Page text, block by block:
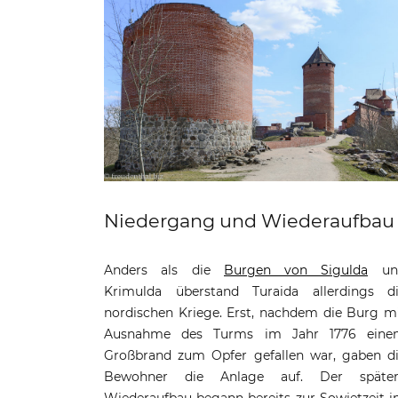
Niedergang und
Anders als die Burgen von Sigulda
Krimulda überstand Turaida allerdings
nordischen Kriege. Erst, nachdem die Burg
Ausnahme des Turms im Jahr 1776
Großbrand zum Opfer gefallen war, gaben
Bewohner die Anlage auf. Der
passiert haben, kommen wir
Dieser Bereich entstand zusammen mit
nördliche Vorburg im 15. Jahrhundert
bildete damals einen wichtigen Bereich
Verteidigung der Festung. Gelang
Angreifer der Durchbruch von Norden,